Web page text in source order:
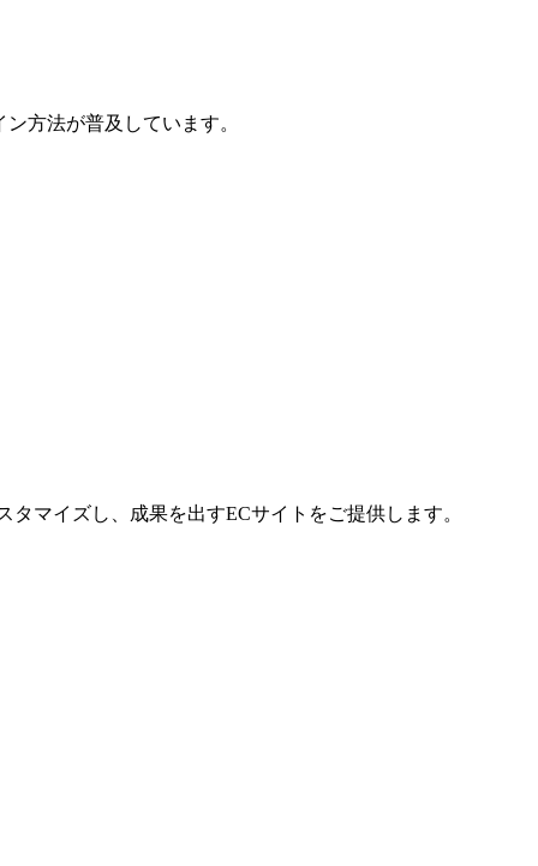
方法が普及しています。
マイズし、成果を出すECサイトをご提供します。